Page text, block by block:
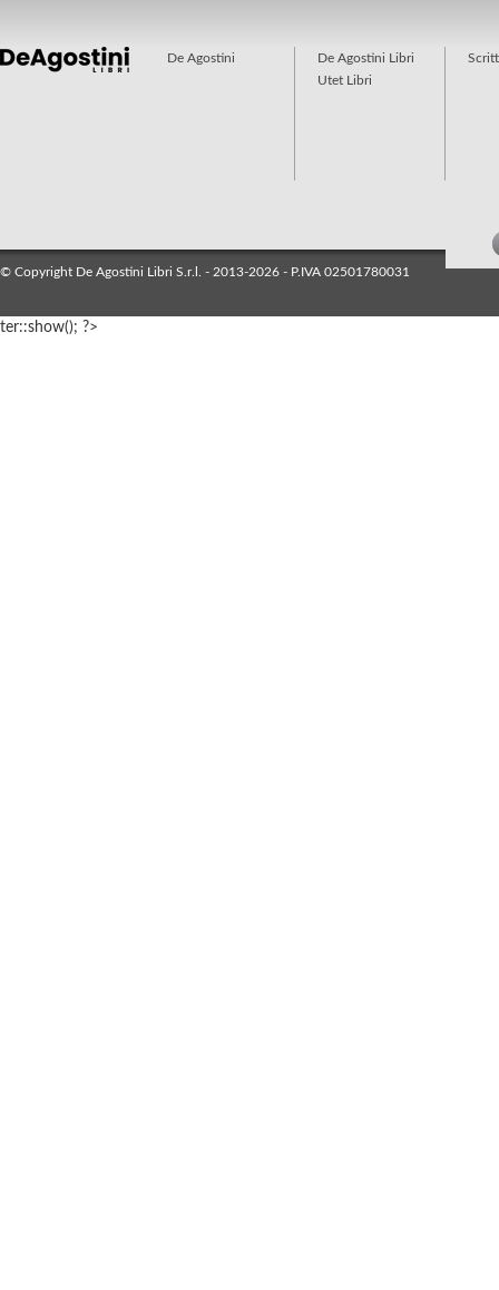
De Agostini
De Agostini Libri
Utet Libri
© Copyright De Agostini Libri S.r.l. - 2013-2026 - P.IVA 02501780031
ter::show(); ?>